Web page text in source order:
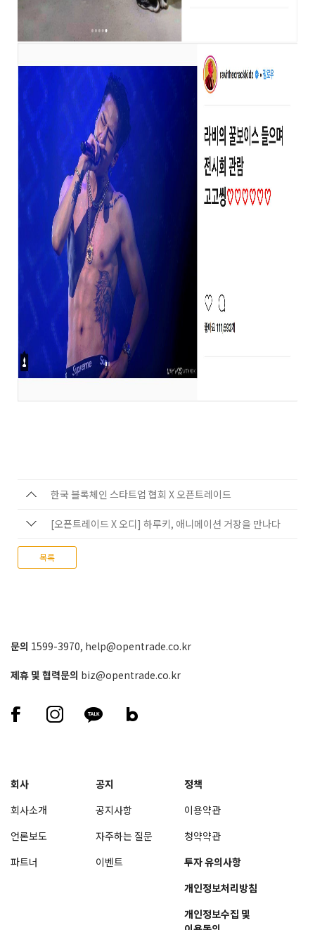
한국 블록체인 스타트업 협회 X 오픈트레이드
[오픈트레이드 X 오디] 하루키, 애니메이션 거장을 만나다
목록
문의 1599-3970, help@opentrade.co.kr
제휴 및 협력문의 biz@opentrade.co.kr
회사
회사소개
언론보도
파트너
공지
공지사항
자주하는 질문
이벤트
정책
이용약관
청약약관
투자 유의사항
개인정보처리방침
개인정보수집 및